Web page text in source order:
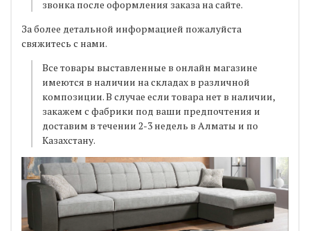
звонка после оформления заказа на сайте.
За более детальной информацией пожалуйста
свяжитесь с нами.
Все товары выставленные в онлайн магазине
имеются в наличии на складах в различной
композиции. В случае если товара нет в наличии,
закажем с фабрики под ваши предпочтения и
доставим в течении 2-3 недель в Алматы и по
Казахстану.